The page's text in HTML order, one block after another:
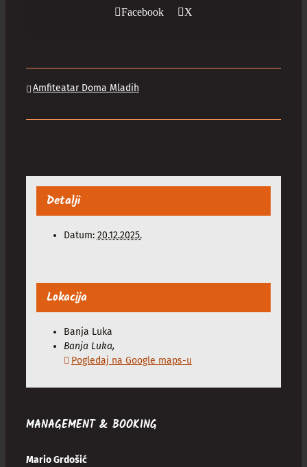
Facebook X
Amfiteatar Doma Mladih
Detalji
Datum: 20.12.2025.
Lokacija
Banja Luka
Banja Luka,
Pogledaj na Google maps-u
MANAGEMENT & BOOKING
Mario Grdošić